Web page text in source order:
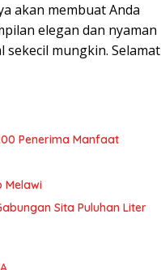
akan membuat Anda
elegan dan nyaman
mungkin. Selamat
Penerima Manfaat
Melawi
Sita Puluhan Liter